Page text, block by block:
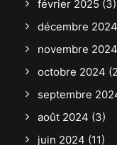
février 2025 (3)
décembre 2024
novembre 2024
octobre 2024
septembre
août 2024 (3)
juin 2024 (11)